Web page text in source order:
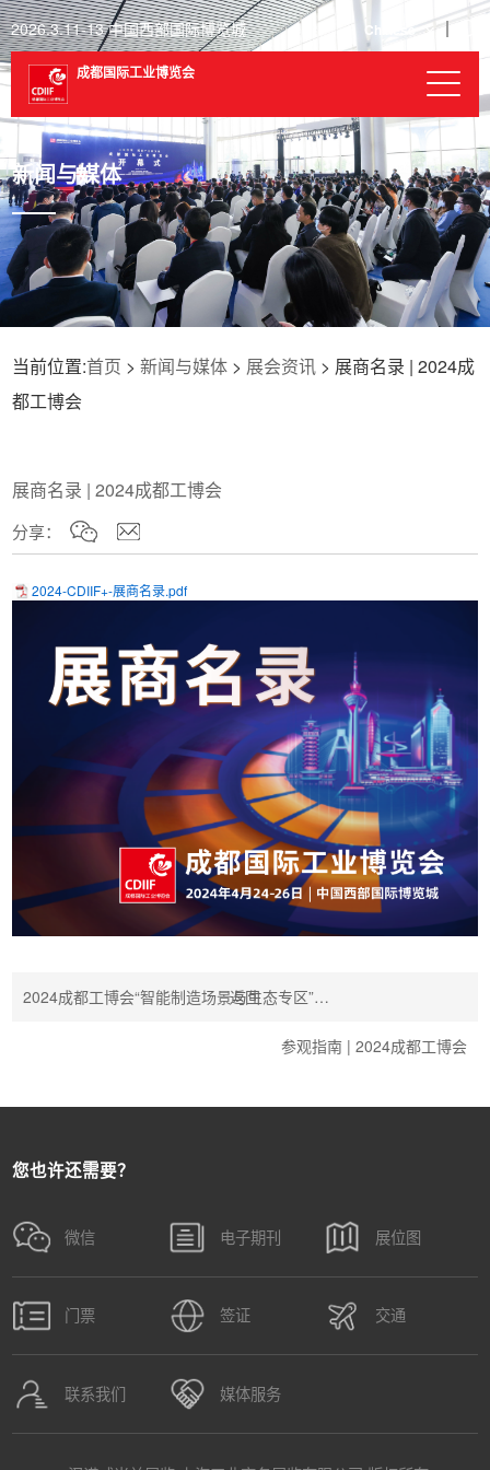
2026.3.11-13 中国西部国际博览城 Chinese
成都国际工业博览会
新闻与媒体
当前位置:首页 >新闻与媒体 > 展会资讯 > 展商名录 | 2024成
都工博会
展商名录 | 2024成都工博会
分享：
2024-CDIIF+-展商名录.pdf
2024成都工博会“智能制造场景与生态专区”…
返回
参观指南 | 2024成都工博会
您也许还需要？
微信 电子期刊 展位图
门票 签证 交通
联系我们 媒体服务